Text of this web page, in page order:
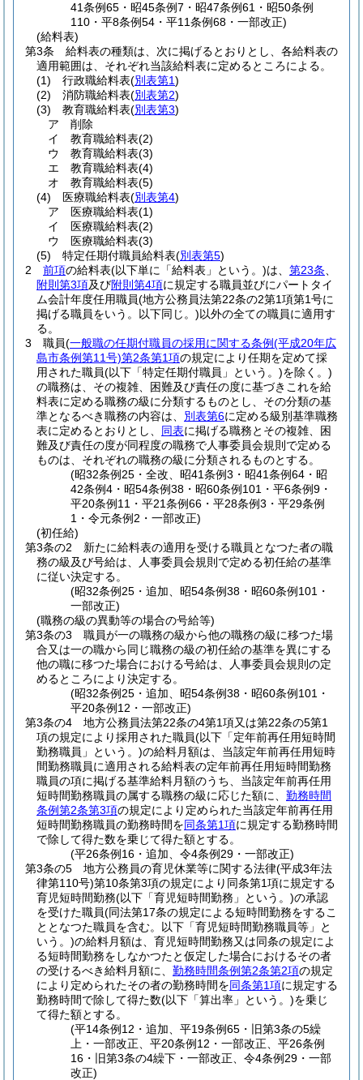
41条例65・昭45条例7・昭47条例61・昭50条例
110・平8条例54・平11条例68・一部改正)
(給料表)
第3条
給料表の種類は、次に掲げるとおりとし、各給料表の
適用範囲は、それぞれ当該給料表に定めるところによる。
(1)
行政職給料表(別表第1)
(2)
消防職給料表(別表第2)
(3)
教育職給料表(別表第3)
ア
削除
イ
教育職給料表(2)
ウ
教育職給料表(3)
エ
教育職給料表(4)
オ
教育職給料表(5)
(4)
医療職給料表(別表第4)
ア
医療職給料表(1)
イ
医療職給料表(2)
ウ
医療職給料表(3)
(5)
特定任期付職員給料表(別表第5)
2
前項の給料表(以下単に「給料表」という。)は、 第23条
附則第3項及び附則第4項に規定する職員並びにパートタイ
ム会計年度任用職員(地方公務員法第22条の2第1項第1号に
掲げる職員をいう。以下同じ。)以外の全ての職員に適用す
る。
3
職員(一般職の任期付職員の採用に関する条例(平成20年広
島市条例第11号)第2条第1項の規定により任期を定めて採
用された職員(以下「特定任期付職員」という。)を除く。)
の職務は、その複雑、困難及び責任の度に基づきこれを給
料表に定める職務の級に分類するものとし、その分類の基
準となるべき職務の内容は、 別表第6に定める級別基準職務
表に定めるとおりとし、 同表に掲げる職務とその複雑、困
難及び責任の度が同程度の職務で人事委員会規則で定める
ものは、それぞれの職務の級に分類されるものとする。
(昭32条例25・全改、昭41条例3・昭41条例64・昭
42条例4・昭54条例38・昭60条例101・平6条例9・
平20条例11・平21条例66・平28条例3・平29条例
1・令元条例2・一部改正)
(初任給)
第3条の2
新たに給料表の適用を受ける職員となつた者の職
務の級及び号給は、人事委員会規則で定める初任給の基準
に従い決定する。
(昭32条例25・追加、昭54条例38・昭60条例101・
一部改正)
(職務の級の異動等の場合の号給等)
第3条の3
職員が一の職務の級から他の職務の級に移つた場
合又は一の職から同じ職務の級の初任給の基準を異にする
他の職に移つた場合における号給は、人事委員会規則の定
めるところにより決定する。
(昭32条例25・追加、昭54条例38・昭60条例101・
平20条例12・一部改正)
第3条の4
地方公務員法第22条の4第1項又は第22条の5第1
項の規定により採用された職員(以下「定年前再任用短時間
勤務職員」という。)の給料月額は、当該定年前再任用短時
間勤務職員に適用される給料表の定年前再任用短時間勤務
職員の項に掲げる基準給料月額のうち、当該定年前再任用
短時間勤務職員の属する職務の級に応じた額に、 勤務時間
条例第2条第3項の規定により定められた当該定年前再任用
短時間勤務職員の勤務時間を同条第1項に規定する勤務時間
で除して得た数を乗じて得た額とする。
(平26条例16・追加、令4条例29・一部改正)
第3条の5
地方公務員の育児休業等に関する法律(平成3年法
律第110号)第10条第3項の規定により同条第1項に規定する
育児短時間勤務(以下「育児短時間勤務」という。)の承認
を受けた職員(同法第17条の規定による短時間勤務をするこ
ととなつた職員を含む。以下「育児短時間勤務職員等」と
いう。)の給料月額は、育児短時間勤務又は同条の規定によ
る短時間勤務をしなかつたと仮定した場合におけるその者
の受けるべき給料月額に、 勤務時間条例第2条第2項の規定
により定められたその者の勤務時間を同条第1項に規定する
勤務時間で除して得た数(以下「算出率」という。)を乗じ
て得た額とする。
(平14条例12・追加、平19条例65・旧第3条の5繰
上・一部改正、平20条例12・一部改正、平26条例
16・旧第3条の4繰下・一部改正、令4条例29・一部
改正)